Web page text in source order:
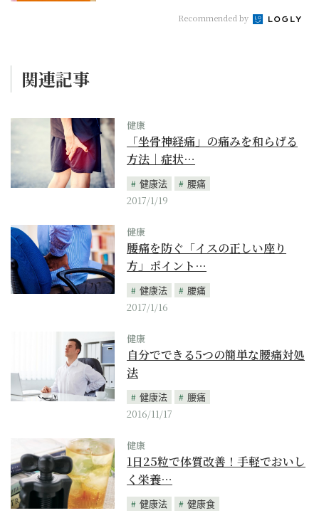
Recommended by
関連記事
健康
「坐骨神経痛」の痛みを和らげる
方法｜症状…
健康法
腰痛
2017/1/19
健康
腰痛を防ぐ「イスの正しい座り
方」ポイント…
健康法
腰痛
2017/1/16
健康
自分でできる5つの簡単な腰痛対処
法
健康法
腰痛
2016/11/17
健康
1日25粒で体質改善！手軽でおいし
く栄養…
健康法 健康食